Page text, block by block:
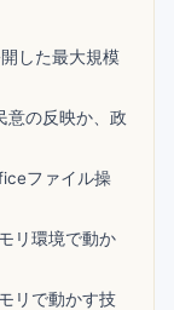
した最大規模
意の反映か、政
ファイル操
リ環境で動か
リで動かす技